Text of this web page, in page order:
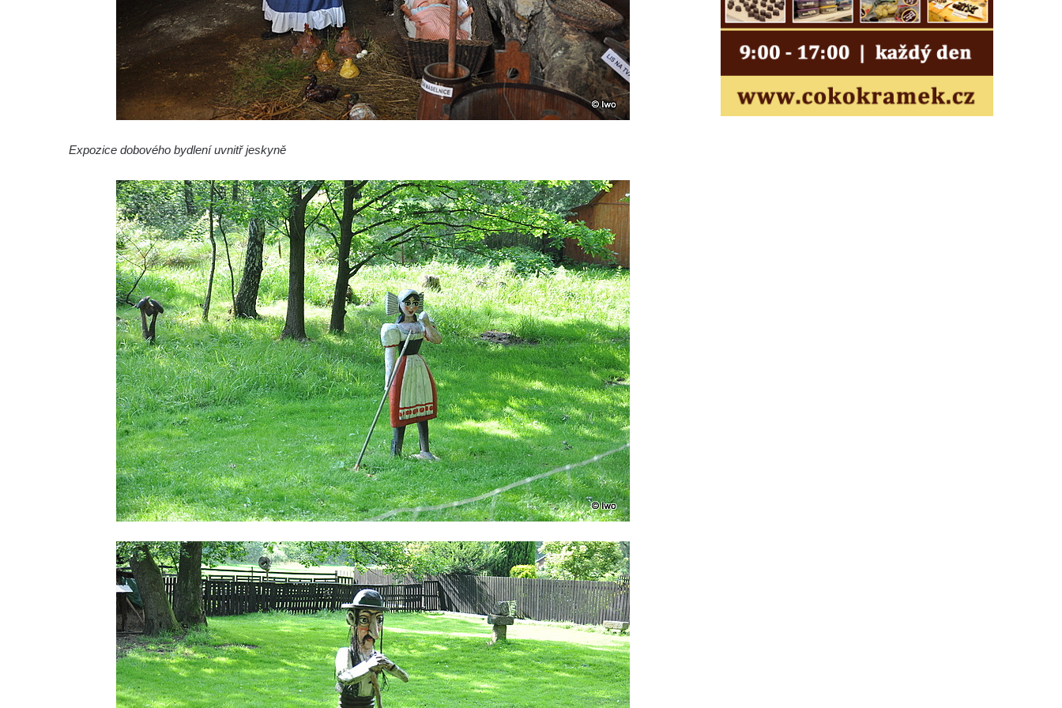
muzeum)
Arcidiecézní muzeum Olomouc
Národopisné muzeum Plzeňska – odborné
oddělení Západočeského muzea v Plzni
Muzeum východních Čech v Hradci Králové
hlavní ceny Gloria musaealis za rok 2012
Tachově)
Muzeum Cheb – Lidové umění západních
Čech
Přerov nad Labem – muzeum Moto & Velo
Tam, kde vznikají křišťálové globy (sklárna
a muzeum Moser, Karlovy Vary)
SDH, TFA a muzeum … aneb nezlomnej
lidskej duch
Vojenské muzeum Lešany
Expozice dobového bydlení uvnitř jeskyně